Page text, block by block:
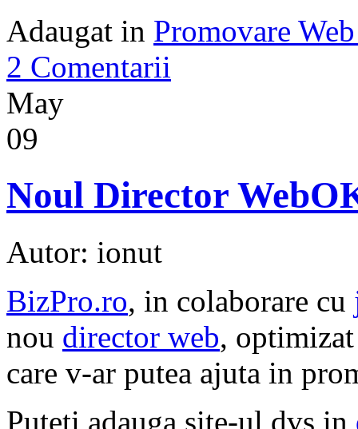
Adaugat in Promovare
2 Comentarii
May
09
Noul Director
Autor: ionut
BizPro.ro, in colaborare cu
nou director web,
care v-ar putea ajuta in
Puteti adauga site-ul dvs in